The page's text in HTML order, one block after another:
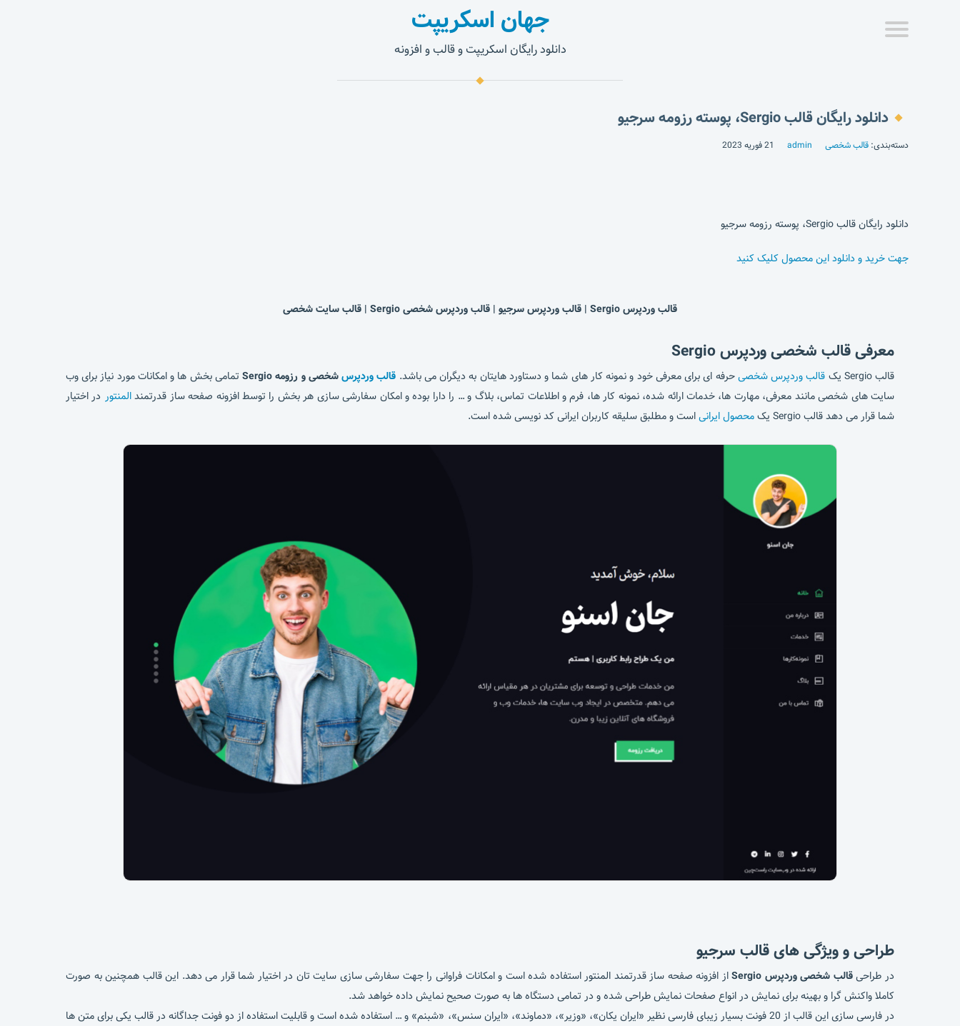
جهان اسکریپت
دانلود رایگان اسکریپت و قالب و افزونه
دانلود رایگان قالب Sergio، پوسته رزومه سرجیو
دسته‌بندی: قالب شخصی admin 21 فوریه 2023
دانلود رایگان قالب Sergio، پوسته رزومه سرجیو
جهت خرید و دانلود این محصول کلیک کنید
قالب وردپرس Sergio | قالب وردپرس سرجیو | قالب وردپرس شخصی Sergio | قالب سایت شخصی
معرفی قالب شخصی وردپرس Sergio
قالب Sergio یک قالب وردپرس شخصیحرفه ای برای معرفی خود و نمونه کار های شما و دستاورد هایتان به دیگران می باشد. قالب وردپرسشخصی و رزومه Sergio
تمامی بخش ها و امکانات مورد نیاز برای وب
سایت های شخصی مانند معرفی، مهارت ها، خدمات ارائه شده، نمونه کار ها، فرم و اطلاعات تماس، بلاگ و … را دارا بوده و امکان سفارشی سازی هر بخش را توسط افزونه صفحه ساز قدرتمندالمنتور در اختیار
شما قرار می دهد قالب Sergio یک
محصول ایرانیاست و مطلبق سلیقه کاربران ایرانی کد نویسی شده است.
طراحی و ویژگی های قالب سرجیو
در طراحیقالب شخصی وردپرس Sergio
از افزونه صفحه ساز قدرتمند المنتور استفاده شده است و امکانات فراوانی را جهت سفارشی سازی سایت تان در اختیار شما قرار می دهد. این قالب همچنین به صورت
کاملا واکنش گرا و بهینه برای نمایش در انواع صفحات نمایش طراحی شده و در تمامی دستگاه ها به صورت صحیح نمایش داده خواهد شد.
در فارسی سازی این قالب از 20 فونت بسیار زیبای فارسی نظیر «ایران یکان»، «وزیر»، «دماوند»، «ایران سنس»، «شبنم» و … استفاده شده است و قابلیت استفاده از دو فونت جداگانه در قالب یکی برای متن ها